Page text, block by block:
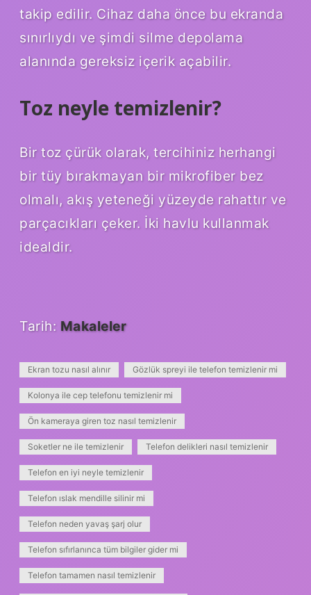
takip edilir. Cihaz daha önce bu ekranda
sınırlıydı ve şimdi silme depolama
alanında gereksiz içerik açabilir.
Toz neyle temizlenir?
Bir toz çürük olarak, tercihiniz herhangi
bir tüy bırakmayan bir mikrofiber bez
olmalı, akış yeteneği yüzeyde rahattır ve
parçacıkları çeker. İki havlu kullanmak
idealdir.
Tarih: Makaleler
Ekran tozu nasıl alınır Gözlük spreyi ile telefon temizlenir mi
Kolonya ile cep telefonu temizlenir mi
Ön kameraya giren toz nasıl temizlenir
Soketler ne ile temizlenir Telefon delikleri nasıl temizlenir
Telefon en iyi neyle temizlenir
Telefon ıslak mendille silinir mi
Telefon neden yavaş şarj olur
Telefon sıfırlanınca tüm bilgiler gider mi
Telefon tamamen nasıl temizlenir